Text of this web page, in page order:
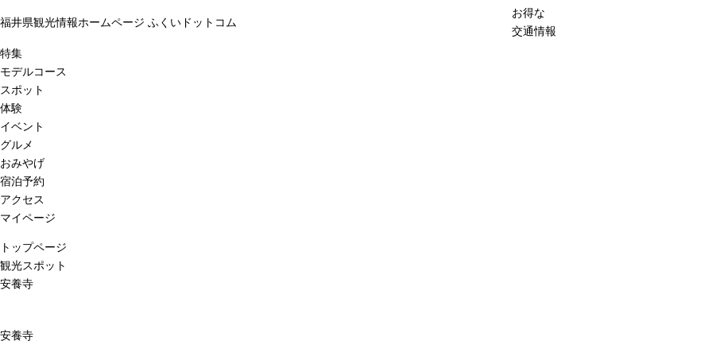
福井県観光情報ホームページ ふくいドットコム
お得な
交通情報
特集
モデルコース
スポット
体験
イベント
グルメ
おみやげ
宿泊予約
アクセス
マイページ
トップページ
観光スポット
安養寺
安養寺